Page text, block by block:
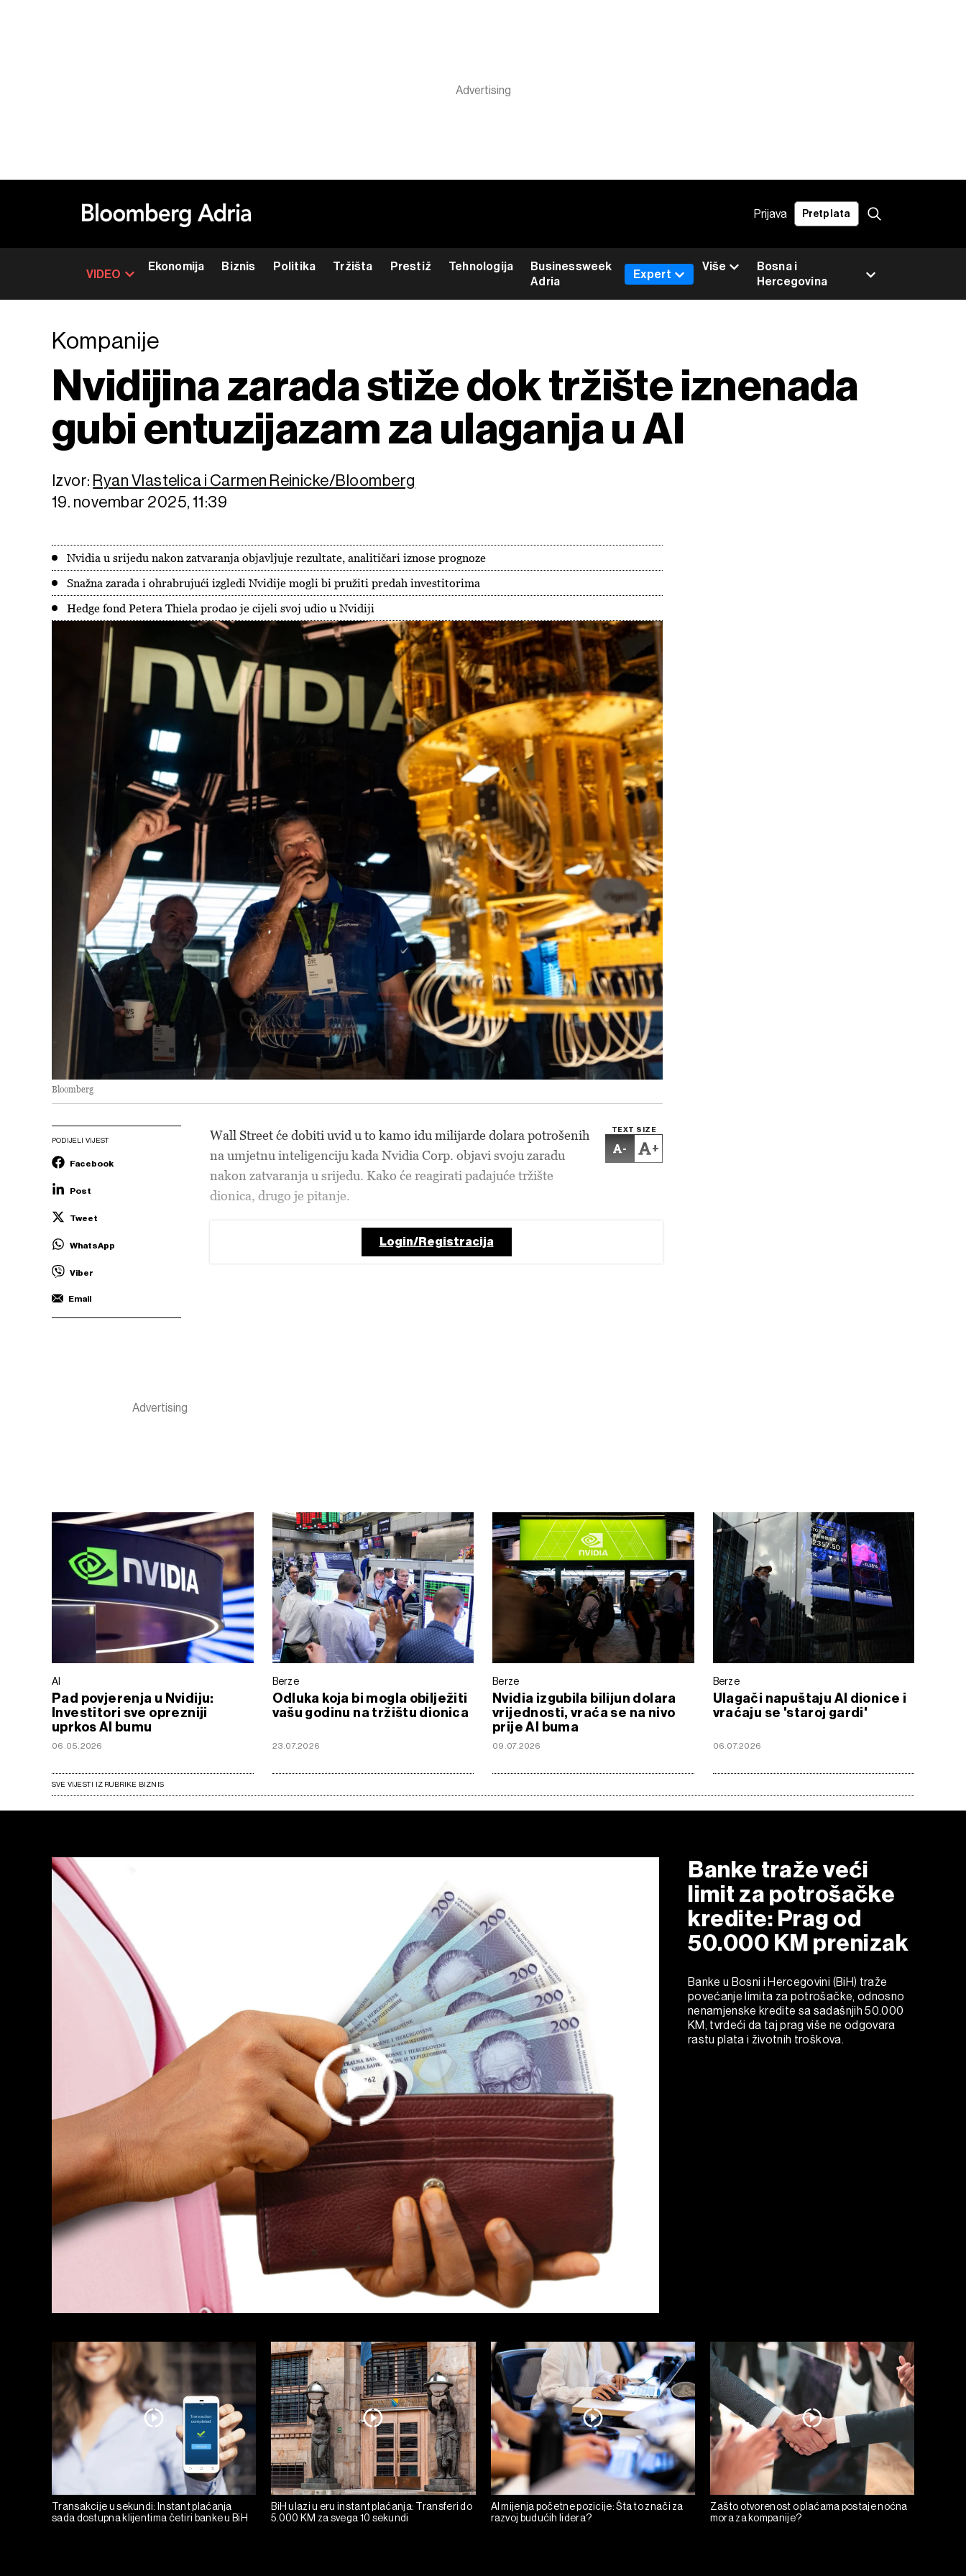
Prijava Pretplata
VIDEO
Ekonomija Biznis Politika Tržišta Prestiž Tehnologija
Businessweek
Adria
Bosna i
Hercegovina
Expert
Više
Kompanije
Nvidijina zarada stiže dok tržište iznenada
gubi entuzijazam za ulaganja u AI
Izvor: Ryan Vlastelica i Carmen Reinicke/Bloomberg
19. novembar 2025, 11:39
Nvidia u srijedu nakon zatvaranja objavljuje rezultate, analitičari iznose prognoze
Snažna zarada i ohrabrujući izgledi Nvidije mogli bi pružiti predah investitorima
Hedge fond Petera Thiela prodao je cijeli svoj udio u Nvidiji
Bloomberg
PODIJELI VIJEST
Facebook
Post
Tweet
WhatsApp
Viber
Email
TEXT SIZE
- +
Wall Street će dobiti uvid u to kamo idu milijarde dolara potrošenih
na umjetnu inteligenciju kada Nvidia Corp. objavi svoju zaradu
nakon zatvaranja u srijedu. Kako će reagirati padajuće tržište
dionica, drugo je pitanje.
Login/Registracija
AI
Pad povjerenja u Nvidiju:
Investitori sve oprezniji
uprkos AI bumu
06.05.2026
Berze
Odluka koja bi mogla obilježiti
vašu godinu na tržištu dionica
23.07.2026
Berze
Nvidia izgubila bilijun dolara
vrijednosti, vraća se na nivo
prije AI buma
09.07.2026
Berze
Ulagači napuštaju AI dionice i
vraćaju se 'staroj gardi'
06.07.2026
SVE VIJESTI IZ RUBRIKE BIZNIS
Banke traže veći
limit za potrošačke
kredite: Prag od
50.000 KM prenizak
Banke u Bosni i Hercegovini (BiH) traže
povećanje limita za potrošačke, odnosno
nenamjenske kredite sa sadašnjih 50.000
KM, tvrdeći da taj prag više ne odgovara
rastu plata i životnih troškova.
Transakcije u sekundi: Instant plaćanja
sada dostupna klijentima četiri banke u BiH
BiH ulazi u eru instant plaćanja: Transferi do
5.000 KM za svega 10 sekundi
AI mijenja početne pozicije: Šta to znači za
razvoj budućih lidera?
Zašto otvorenost o plaćama postaje noćna
mora za kompanije?